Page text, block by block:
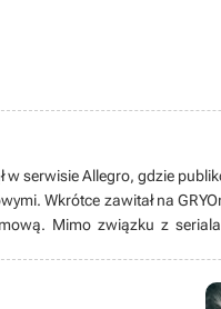
się nabyć posiadłość
Nieoczekiwanie potwór
Lily-Rose Depp.
w serwisie Allegro, gdzie
Wkrótce zawitał na
Mimo związku z
oczywiście konstruktywnie i